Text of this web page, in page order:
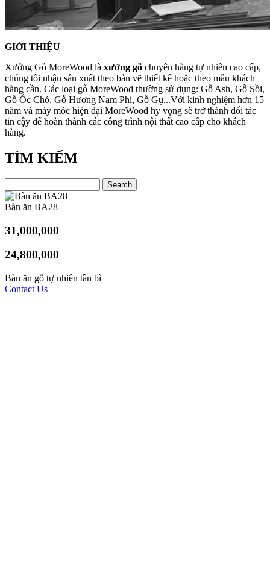
GIỚI THIỆU
Xưởng Gỗ MoreWood là xưởng gỗ chuyên hàng tự nhiên cao cấp,
chúng tôi nhận sản xuất theo bản vẽ thiết kế hoặc theo mẫu khách
hàng cần. Các loại gỗ MoreWood thường sử dụng: Gỗ Ash, Gỗ Sồi,
Gỗ Óc Chó, Gỗ Hương Nam Phi, Gỗ Gụ...Với kinh nghiệm hơn 15
năm và máy móc hiện đại MoreWood hy vọng sẽ trở thành đối tác
tin cậy để hoàn thành các công trình nội thất cao cấp cho khách
hàng.
TÌM KIẾM
Bàn ăn BA28
31,000,000
24,800,000
Bàn ăn gỗ tự nhiên tần bì
Contact Us